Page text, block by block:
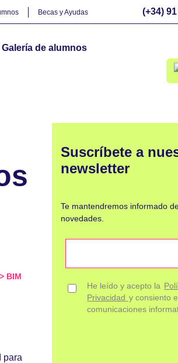
Galería de alumnos
Becas y Ayudas (+34)
> BIM
para
Suscríbete a
newsletter
Te mantendremos informado
novedades.